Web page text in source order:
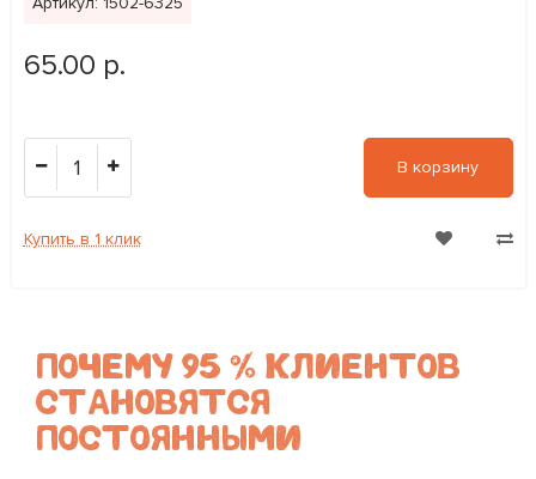
65.00 р.
1 В корзину
Купить в 1 клик
ПОЧЕМУ 95 % КЛИЕНТОВ
СТАНОВЯТСЯ
ПОСТОЯННЫМИ